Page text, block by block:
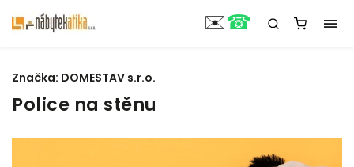
Police na stěnu
Značka: DOMESTAV s.r.o.
✉️☎